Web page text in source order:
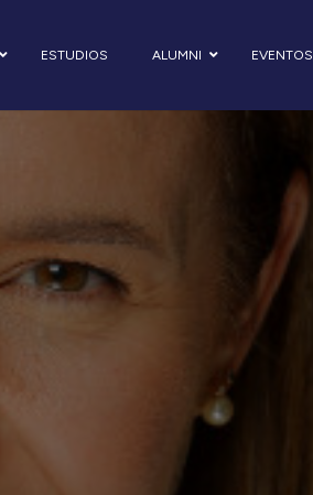
ESTUDIOS ALUMNI EVENTOS